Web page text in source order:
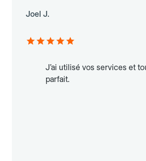
Joel J.
J’ai utilisé vos services et
parfait.